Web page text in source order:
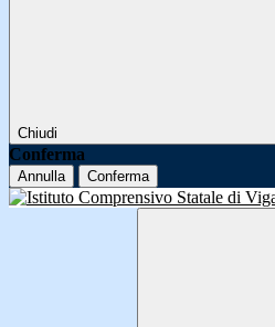
Chiudi
Conferma
Annulla Conferma